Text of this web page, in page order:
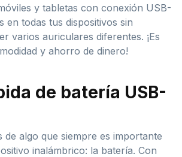
y tabletas con conexión USB-
en todas tus dispositivos sin
varios auriculares diferentes. ¡Es
y ahorro de dinero!
de batería USB-
de algo que siempre es importante
inalámbrico: la batería. Con